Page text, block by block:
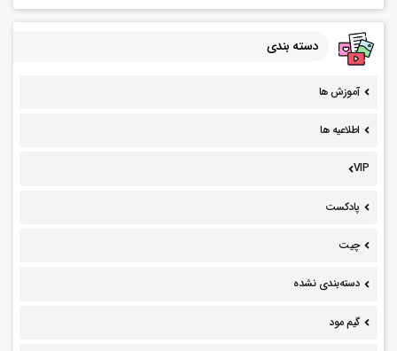
دسته بندی
آموزش ها
اطلاعیه ها
VIP
پادکست
چیت
دسته‌بندی نشده
گیم مود